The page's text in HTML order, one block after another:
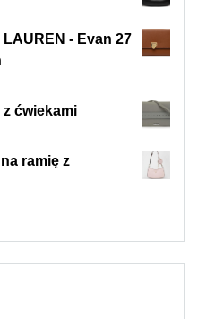
- Evan 27
ćwiekami
ramię z